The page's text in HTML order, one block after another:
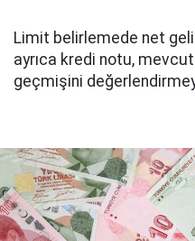
Limit belirlemede net
ayrıca kredi notu,
geçmişini